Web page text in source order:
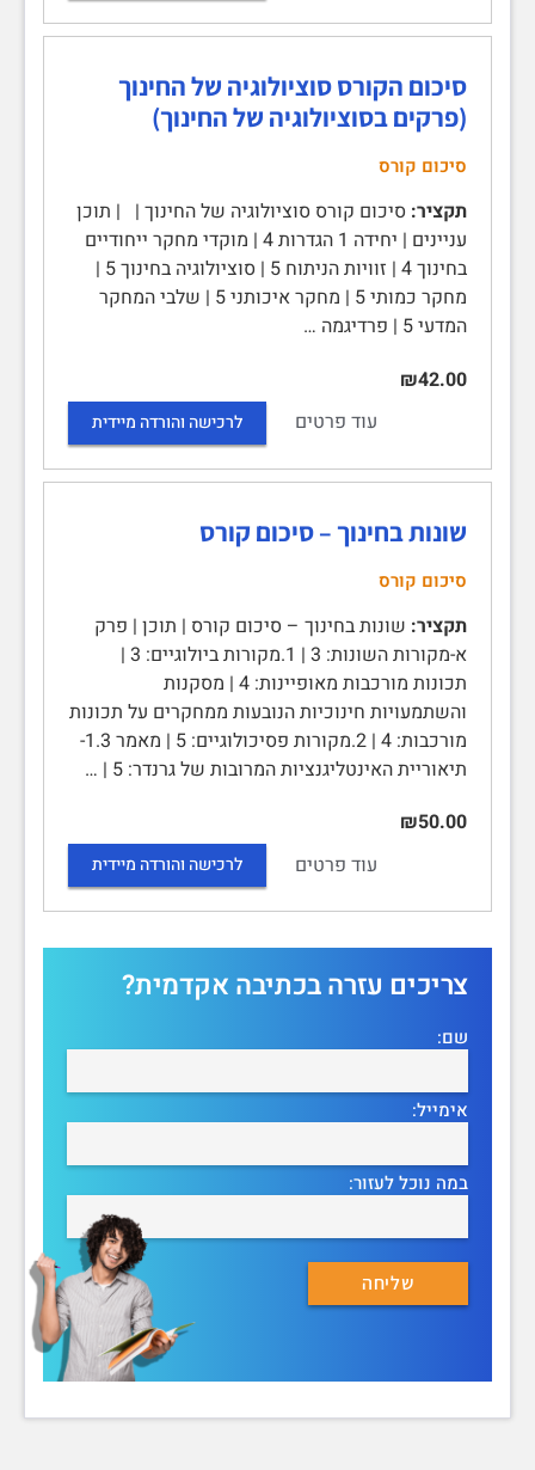
סיכום הקורס סוציולוגיה של החינוך
(פרקים בסוציולוגיה של החינוך)
סיכום קורס
תקציר: סיכום קורס סוציולוגיה של החינוך | | תוכן
עניינים | יחידה 1 הגדרות 4 | מוקדי מחקר ייחודיים
בחינוך 4 | זוויות הניתוח 5 | סוציולוגיה בחינוך 5 |
מחקר כמותי 5 | מחקר איכותני 5 | שלבי המחקר
המדעי 5 | פרדיגמה …
₪42.00
עוד פרטים
לרכישה והורדה מיידית
שונות בחינוך – סיכום קורס
סיכום קורס
תקציר: שונות בחינוך – סיכום קורס | תוכן | פרק
א-מקורות השונות: 3 | 1.מקורות ביולוגיים: 3 |
תכונות מורכבות מאופיינות: 4 | מסקנות
והשתמעויות חינוכיות הנובעות ממחקרים על תכונות
מורכבות: 4 | 2.מקורות פסיכולוגיים: 5 | מאמר 1.3-
תיאוריית האינטליגנציות המרובות של גרנדר: 5 | …
₪50.00
עוד פרטים
לרכישה והורדה מיידית
צריכים עזרה בכתיבה אקדמית?
שם:
אימייל:
במה נוכל לעזור: